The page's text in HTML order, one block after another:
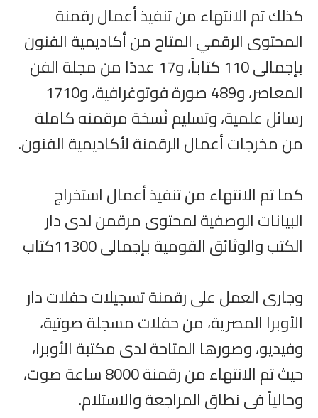
كذلك تم الانتهاء من تنفيذ أعمال رقمنة
المحتوى الرقمي المتاح من أكاديمية الفنون
بإجمالى 110 كتاباً، و17 عددًا من مجلة الفن
المعاصر، و489 صورة فوتوغرافية، و1710
رسائل علمية، وتسليم نُسخة مرقمنه كاملة
من مخرجات أعمال الرقمنة لأكاديمية الفنون.
كما تم الانتهاء من تنفيذ أعمال استخراج
البيانات الوصفية لمحتوى مرقمن لدى دار
الكتب والوثائق القومية بإجمالى 11300كتاب
وجارى العمل على رقمنة تسجيلات حفلات دار
الأوبرا المصرية، من حفلات مسجلة صوتية،
وفيديو، وصورها المتاحة لدى مكتبة الأوبرا،
حيث تم الانتهاء من رقمنة 8000 ساعة صوت،
وحالياً فى نطاق المراجعة والاستلام.